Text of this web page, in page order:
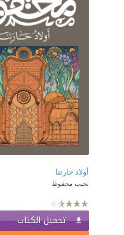
أولاد حارتنا
نجيب محفوظ
تحميل الكتاب